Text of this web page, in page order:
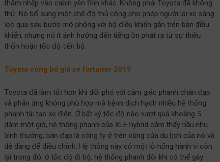
thâm nhập vào cabin yên tĩnh khác. Không phải Toyota đã không
thử: Nó bổ sung một chế độ thủ công cho phép người lái xe sàng
lọc qua sáu bước mô phỏng với bộ điều khiển gắn trên bàn điều
khiển, nhưng nó ít ảnh hưởng đến tiếng ồn phát ra từ sự thiếu
thốn hoặc tốc độ tiến bộ.
Toyota công bố giá xe fortuner 2019
Toyota đã làm tốt hơn khi đối phó với cảm giác phanh chân đạp
và phản ứng không phù hợp mà bệnh dịch hạch nhiều hệ thống
phanh tái tạo xe điện. Ở bất kỳ tốc độ nào vượt quá khoảng 5
dặm một giờ, hệ thống phanh của XLE hybrid cảm thấy hầu như
bình thường; bàn đạp là công ty ở trên cùng của du lịch của nó và
dễ dàng để điều chỉnh. Hệ thống này có một lỗ hổng hành vi còn
lại trong đó, ở tốc độ đi bộ, hệ thống phanh đôi khi có thể gây